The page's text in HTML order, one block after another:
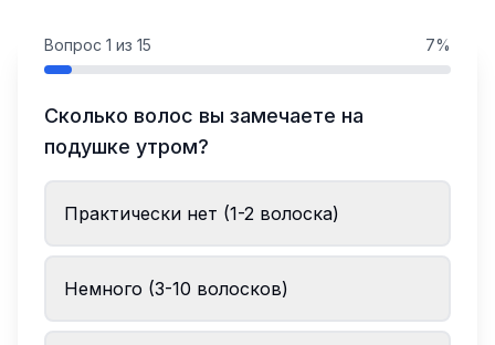
Вопрос 1 из 15 7%
Сколько волос вы замечаете на
подушке утром?
Практически нет (1-2 волоска)
Немного (3-10 волосков)